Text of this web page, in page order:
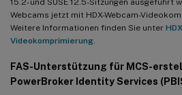
Webcams jetzt mit HDX-Webcam-
Weitere Informationen finden Sie unter
Videokomprimierung
FAS-Unterstützung für MCS-
PowerBroker Identity Services